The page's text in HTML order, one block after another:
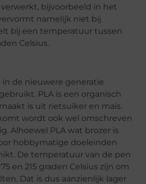
verwerkt, bijvoorbeeld in het
namelijk niet bij
bij een temperatuur tussen
Celsius.
in de nieuwere generatie
PLA is een organisch
is uit rietsuiker en mais.
wordt ook wel omschreven
Alhoewel PLA wat brozer is
hobbymatige doeleinden
De temperatuur van de pen
en 215 graden Celsius zijn om
Dat is dus aanzienlijk lager